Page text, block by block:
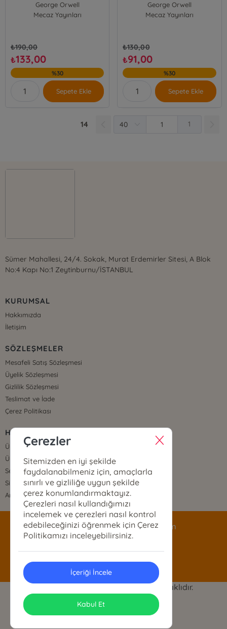
George Orwell
Mecaz Yayınları
₺190,00
₺133,00
%30
Sepete Ekle
George Orwell
Mecaz Yayınları
₺130,00
₺91,00
%30
Sepete Ekle
14 1
Sümer Mahallesi, 24/4. Sokak, Murat Erdemirler Sitesi, A Blok
No:4 Kapı No:1 Zeytinburnu/İSTANBUL
KURUMSAL
Hakkımızda
İletişim
SÖZLEŞMELER
Mesafeli Satış Sözleşmesi
Üyelik Sözleşmesi
Gizlilik Sözleşmesi
Teslimat ve İade
Çerez Politikası
HIZLI ERİŞİM
Üye Ol
Üye Giriş
Sepetim
Sipariş Takip
Anasayfa
siparis@mecazyayinlari.com
© 2025 Mecaz Yayınları. Her hakkı saklıdır.
Tasarım & Uygulama
Çerezler
Sitemizden en iyi şekilde
faydalanabilmeniz için, amaçlarla
sınırlı ve gizliliğe uygun şekilde
çerez konumlandırmaktayız.
Çerezleri nasıl kullandığımızı
incelemek ve çerezleri nasıl kontrol
edebileceğinizi öğrenmek için Çerez
Politikamızı inceleyebilirsiniz.
İçeriği İncele
Kabul Et